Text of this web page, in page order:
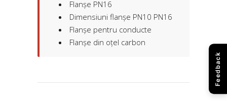
Flanșe PN16
Dimensiuni flanșe PN10 PN16
Flanșe pentru conducte
Flanșe din oțel carbon
Feedback